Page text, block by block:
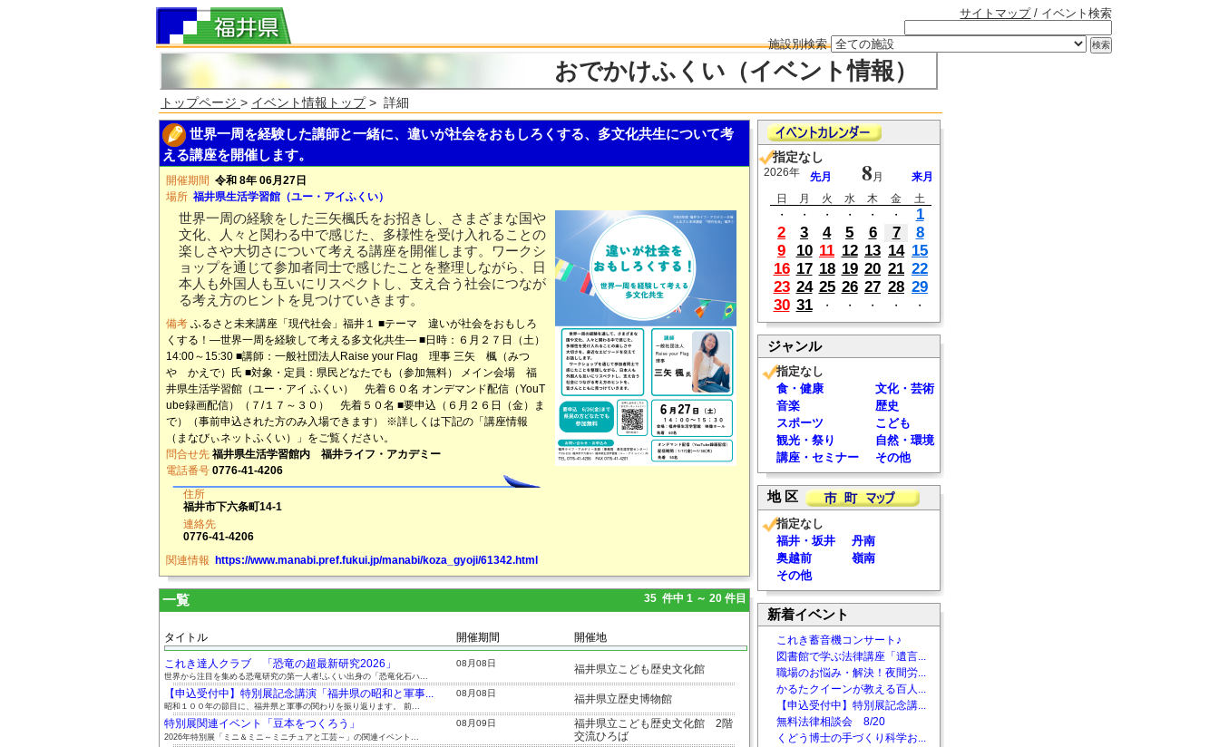
サイトマップ/ イベント検索
施設別検索
おでかけふくい（イベント情報）
トップページ > イベント情報トップ> 詳細
世界一周を経験した講師と一緒に、違いが社会をおもしろくする、多文化共生について考
える講座を開催します。
開催期間 令和 8年 06月27日
場所 福井県生活学習館（ユー・アイふくい）
世界一周の経験をした三矢楓氏をお招きし、さまざまな国や
文化、人々と関わる中で感じた、多様性を受け入れることの
楽しさや大切さについて考える講座を開催します。ワークシ
ョップを通じて参加者同士で感じたことを整理しながら、日
本人も外国人も互いにリスペクトし、支え合う社会につなが
る考え方のヒントを見つけていきます。
備考 ふるさと未来講座「現代社会」福井１ ■テーマ 違いが社会をおもしろ
くする！―世界一周を経験して考える多文化共生― ■日時：６月２７日（土）
14:00～15:30 ■講師：一般社団法人Raise your Flag 理事 三矢 楓（みつ
や かえで）氏 ■対象・定員：県民どなたでも（参加無料） メイン会場 福
井県生活学習館（ユー・アイ ふくい） 先着６０名 オンデマンド配信（YouT
ube録画配信）（７/１７～３０） 先着５０名 ■要申込（６月２６日（金）ま
で）（事前申込された方のみ入場できます） ※詳しくは下記の「講座情報
（まなびぃネットふくい）」をご覧ください。
問合せ先 福井県生活学習館内 福井ライフ・アカデミー
電話番号 0776-41-4206
住所
福井市下六条町14-1
連絡先
0776-41-4206
関連情報
https://www.manabi.pref.fukui.jp/manabi/koza_gyoji/61342.html
一覧 35 件中 1 ～ 20 件目
タイトル 開催期間 開催地
これき達人クラブ 「恐竜の超最新研究2026」 08月08日 福井県立こども歴史文化館
世界から注目を集める恐竜研究の第一人者!ふくい出身の「恐竜化石ハ...
【申込受付中】特別展記念講演「福井県の昭和と軍事... 08月08日 福井県立歴史博物館
昭和１００年の節目に、福井県と軍事の関わりを振り返ります。 前...
特別展関連イベント「豆本をつくろう」 08月09日
福井県立こども歴史文化館 2階
交流ひろば
2026年特別展「ミニ＆ミニ～ミニチュアと工芸～」の関連イベント...
指定なし
2026年 先月 8 月
来月
日
月 火 水 木 金
土
・
・ ・ ・ ・ ・
1
2
3 4 5 6 7
8
9
10 11 12 13 14 15
16 17 18 19 20 21 22
23 24 25 26 27 28 29
30 31 ・ ・ ・ ・ ・
ジャンル
指定なし
食・健康
文化・芸術
音楽
歴史
スポーツ
こども
観光・祭り
自然・環境
講座・セミナー
その他
地 区
指定なし
福井・坂井
丹南
奥越前
嶺南
その他
新着イベント
これき蓄音機コンサート♪
図書館で学ぶ法律講座「遺言...
職場のお悩み・解決！夜間労...
かるたクイーンが教える百人...
【申込受付中】特別展記念講...
無料法律相談会 8/20
くどう博士の手づくり科学お...